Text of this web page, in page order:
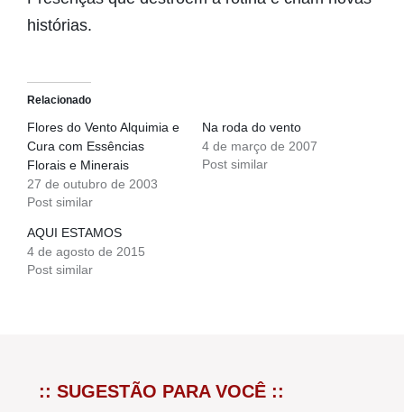
histórias.
Relacionado
Flores do Vento Alquimia e
Cura com Essências
Florais e Minerais
27 de outubro de 2003
Post similar
Na roda do vento
4 de março de 2007
Post similar
AQUI ESTAMOS
4 de agosto de 2015
Post similar
:: SUGESTÃO PARA VOCÊ ::